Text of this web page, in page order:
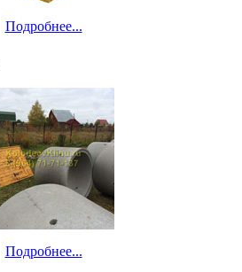
Подробнее...
Подробнее...